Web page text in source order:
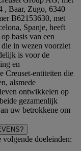
, Baar, Zugo, 6340
B62153630, met
Spanje, heeft
basis van een
die in wezen voorziet
is voor de
en
Creuset-entiteiten die
alsmede
ontwikkelen op
gezamenlijk
uw betrokkene om
doeleinden: